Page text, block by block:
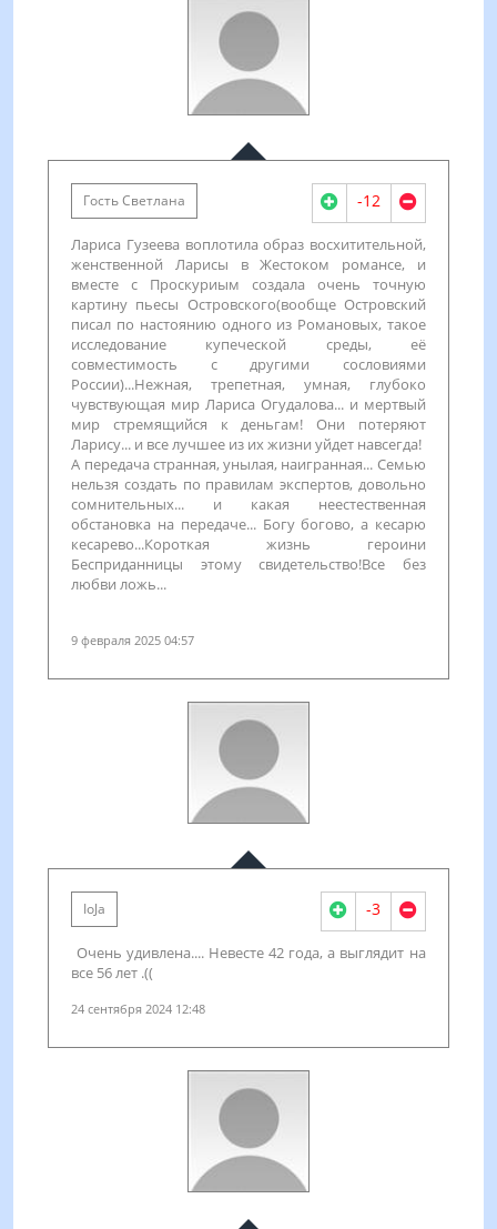
Гость Светлана -12
Лариса Гузеева воплотила образ восхитительной,
женственной Ларисы в Жестоком романсе, и
вместе с Проскуриым создала очень точную
картину пьесы Островского(вообще Островский
писал по настоянию одного из Романовых, такое
исследование купеческой среды, её
совместимость с другими сословиями
России)...Нежная, трепетная, умная, глубоко
чувствующая мир Лариса Огудалова... и мертвый
мир стремящийся к деньгам! Они потеряют
Ларису... и все лучшее из их жизни уйдет навсегда!
А передача странная, унылая, наигранная... Семью
нельзя создать по правилам экспертов, довольно
сомнительных... и какая неестественная
обстановка на передаче... Богу богово, а кесарю
кесарево...Короткая жизнь героини
Бесприданницы этому свидетельство!Все без
любви ложь...
9 февраля 2025 04:57
IoJa -3
Очень удивлена.... Невесте 42 года, а выглядит на
все 56 лет .((
24 сентября 2024 12:48